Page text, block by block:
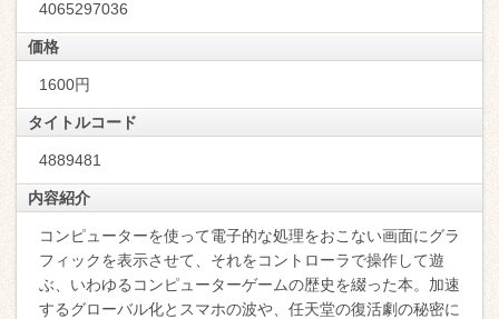
4065297036
価格
1600円
タイトルコード
4889481
内容紹介
コンピューターを使って電子的な処理をおこない画面にグラ
フィックを表示させて、それをコントローラで操作して遊
ぶ、いわゆるコンピューターゲームの歴史を綴った本。加速
するグローバル化とスマホの波や、任天堂の復活劇の秘密に